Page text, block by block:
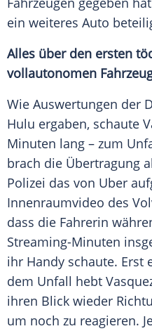
ein weiteres Auto
Alles über den ersten
vollautonomen
Wie Auswertungen der
Hulu ergaben, schaute
Minuten lang – zum
brach die Übertragung
Polizei das von Uber
Innenraumvideo des
dass die Fahrerin
Streaming-Minuten
ihr Handy schaute. Erst
dem Unfall hebt
ihren Blick wieder
um noch zu reagieren.